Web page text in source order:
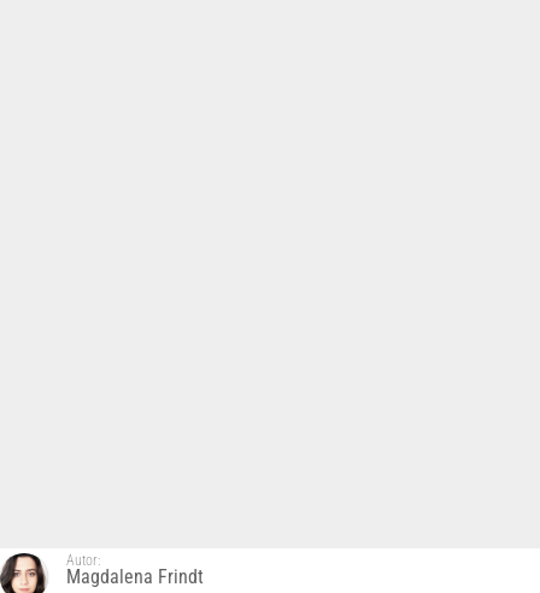
Autor:
Magdalena Frindt